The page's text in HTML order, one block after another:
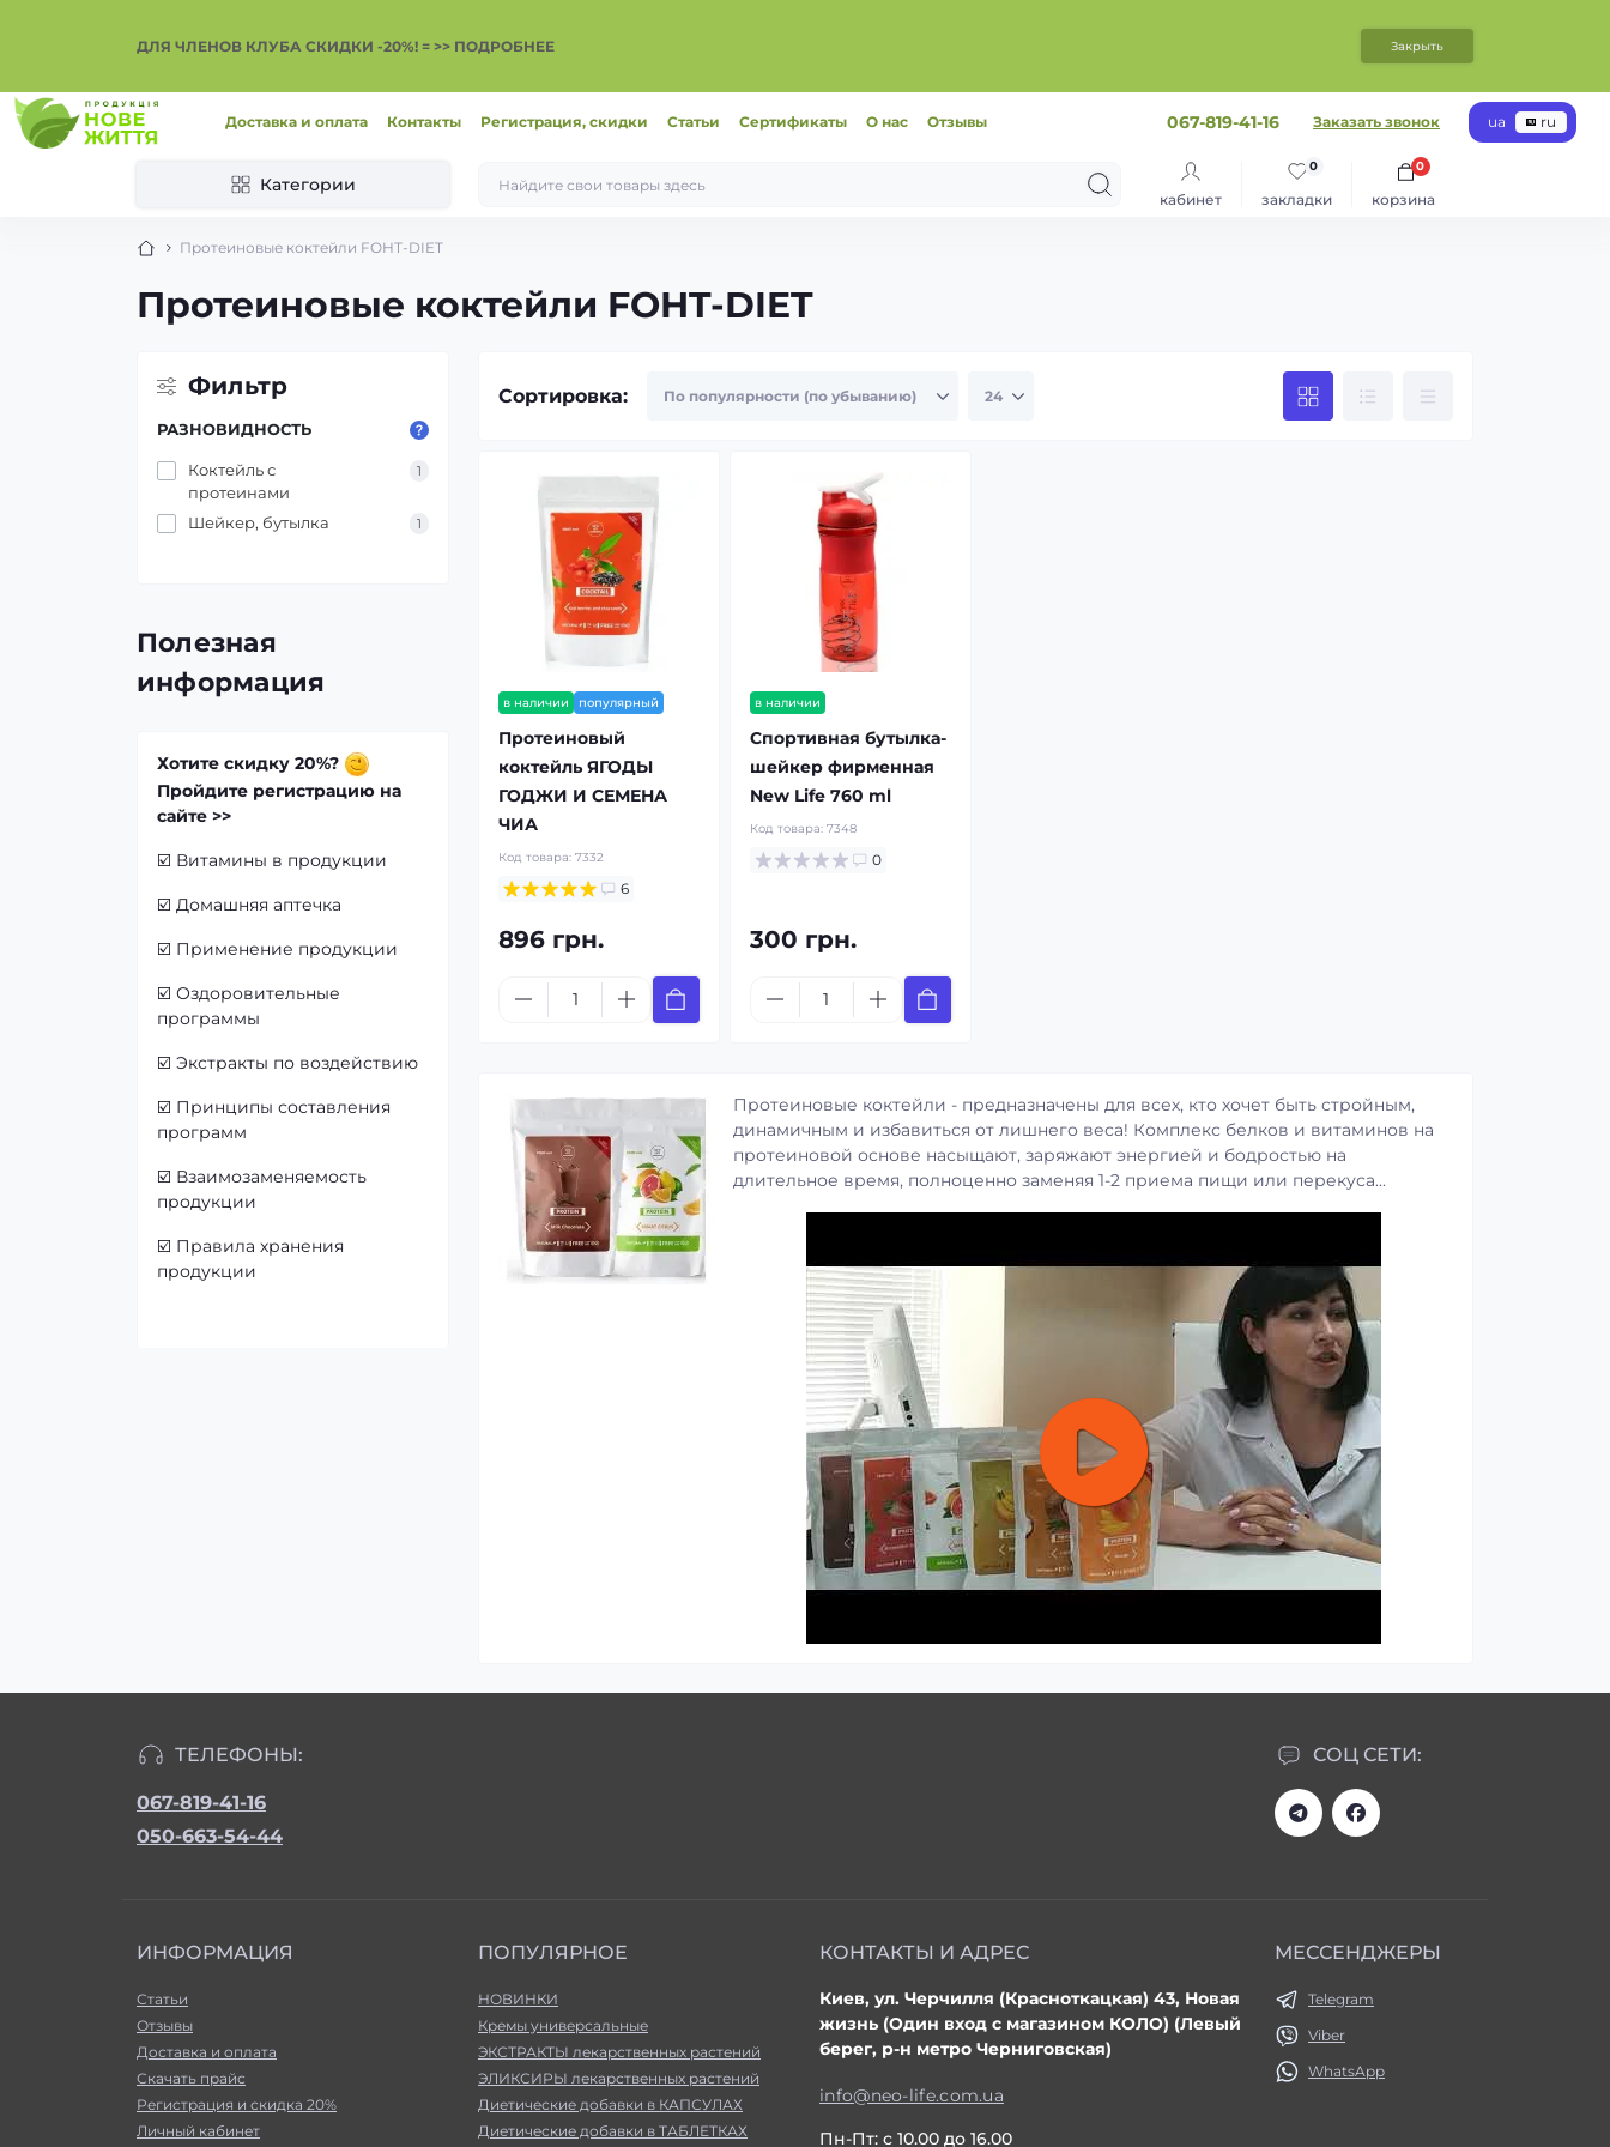
ДЛЯ ЧЛЕНОВ КЛУБА СКИДКИ -20%! = >> ПОДРОБНЕЕ Закрыть
Доставка и оплата Контакты Регистрация, скидки Статьи Сертификаты О нас Отзывы 067-819-41-16 Заказать звонок ua ru
Категории
кабинет закладки
0
корзина
0
Протеиновые коктейли FOHT-DIET
Протеиновые коктейли FOHT-DIET
Фильтр
РАЗНОВИДНОСТЬ
Коктейль с
протеинами
1
Шейкер, бутылка 1
Полезная
информация
Хотите скидку 20%?
Пройдите регистрацию на
сайте >>
☑️ Витамины в продукции
☑️ Домашняя аптечка
☑️ Применение продукции
☑️ Оздоровительные
программы
☑️ Экстракты по воздействию
☑️ Принципы составления
программ
☑️ Взаимозаменяемость
продукции
☑️ Правила хранения
продукции
Сортировка:
в наличии популярный
Протеиновый
коктейль ЯГОДЫ
ГОДЖИ И СЕМЕНА
ЧИА
Код товара: 7332
6
896 грн.
в наличии
Спортивная бутылка-
шейкер фирменная
New Life 760 ml
Код товара: 7348
0
300 грн.
Протеиновые коктейли - предназначены для всех, кто хочет быть стройным,
динамичным и избавиться от лишнего веса! Комплекс белков и витаминов на
протеиновой основе насыщают, заряжают энергией и бодростью на
длительное время, полноценно заменяя 1-2 приема пищи или перекуса...
ТЕЛЕФОНЫ:
067-819-41-16
050-663-54-44
СОЦ СЕТИ:
ИНФОРМАЦИЯ
Статьи
Отзывы
Доставка и оплата
Скачать прайс
Регистрация и скидка 20%
Личный кабинет
ПОПУЛЯРНОЕ
НОВИНКИ
Кремы универсальные
ЭКСТРАКТЫ лекарственных растений
ЭЛИКСИРЫ лекарственных растений
Диетические добавки в КАПСУЛАХ
Диетические добавки в ТАБЛЕТКАХ
КОНТАКТЫ И АДРЕС
Киев, ул. Черчилля (Красноткацкая) 43, Новая
жизнь (Один вход с магазином КОЛО) (Левый
берег, р-н метро Черниговская)
info@neo-life.com.ua
Пн-Пт: с 10.00 до 16.00
МЕССЕНДЖЕРЫ
Telegram
Viber
WhatsApp